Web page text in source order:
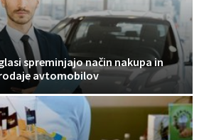
spreminjajo način nakupa in
avtomobilov